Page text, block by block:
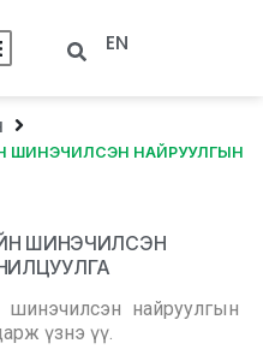
EN
ШИНЭЧИЛСЭН НАЙРУУЛГЫН
ШИНЭЧИЛСЭН
шинэчилсэн найруулгын
үзнэ үү.